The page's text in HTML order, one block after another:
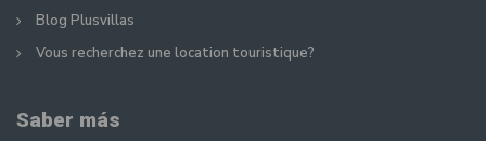
Blog Plusvillas
Vous recherchez une location touristique?
Saber más